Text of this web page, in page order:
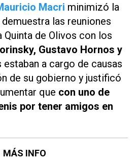
Macri minimizó la
las reuniones
Quinta de Olivos con los
Gustavo Hornos y
estaban a cargo de causas
de su gobierno y justificó
que con uno de
por tener amigos en
MÁS INFO